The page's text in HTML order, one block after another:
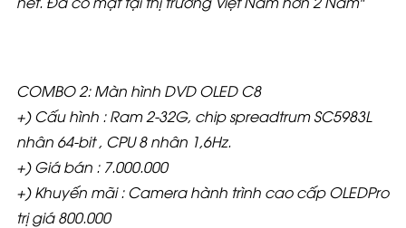
COMBO 2: Màn hình DVD OLED C8
+) Cấu hình : Ram 2-32G, chip spreadtrum SC5983L
nhân 64-bit , CPU 8 nhân 1,6Hz.
+) Giá bán : 7.000.000
+) Khuyến mãi : Camera hành trình cao cấp OLEDPro
trị giá 800.000